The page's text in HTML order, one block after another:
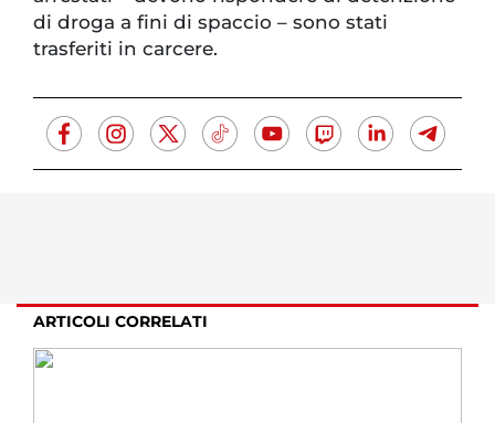
di droga a fini di spaccio – sono stati
trasferiti in carcere.
ARTICOLI CORRELATI